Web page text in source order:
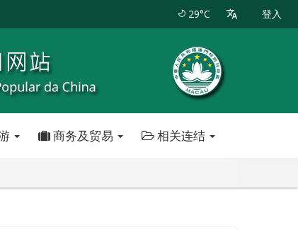
29°C 登入
商务及贸易 相关连结